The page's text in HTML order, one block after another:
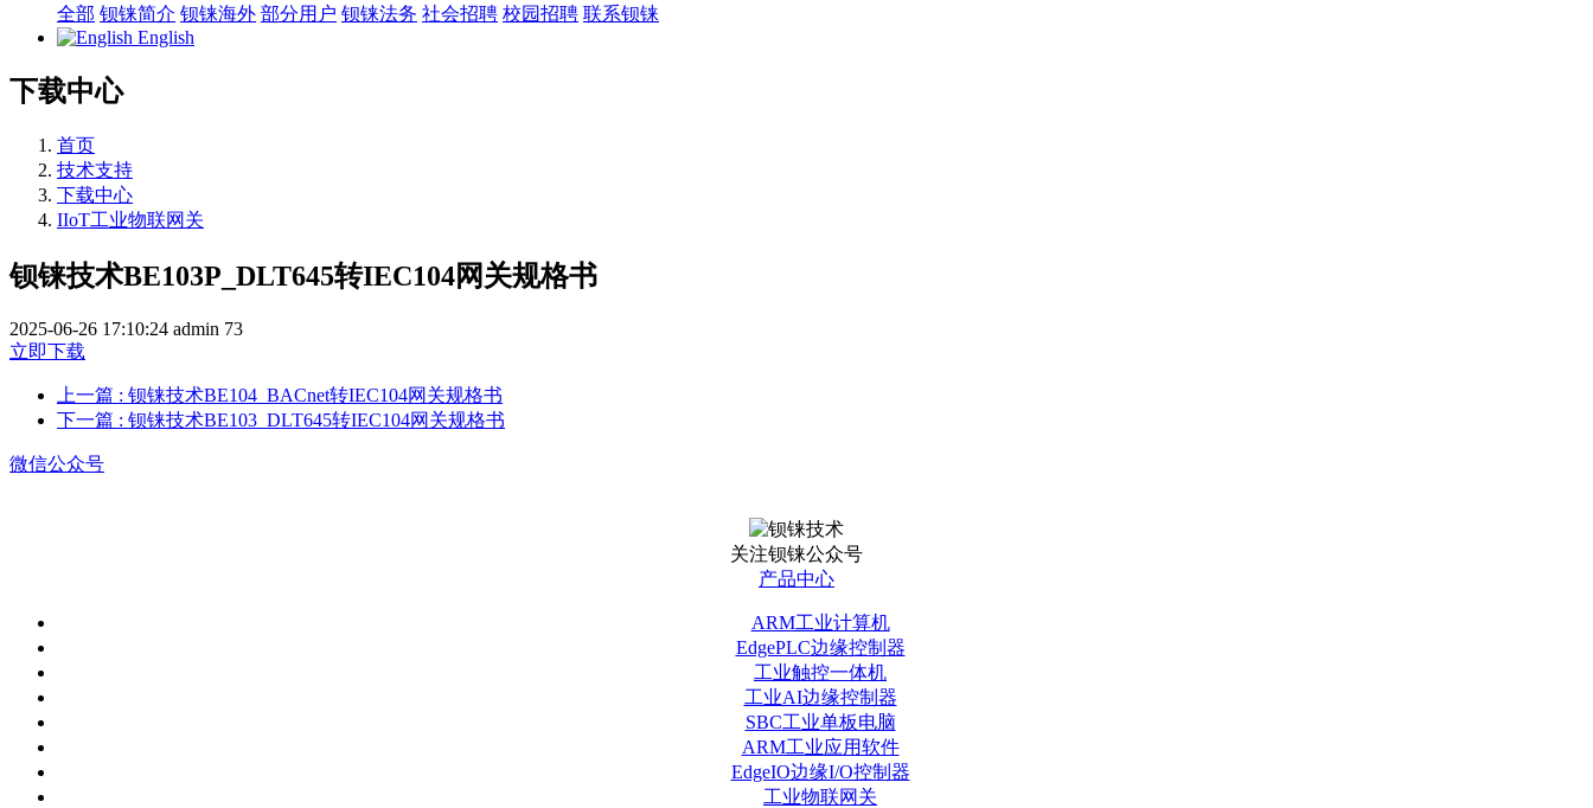
全部 钡铼简介 钡铼海外 部分用户 钡铼法务 社会招聘 校园招聘 联系钡铼
English
下载中心
首页
技术支持
下载中心
IIoT工业物联网关
钡铼技术BE103P_DLT645转IEC104网关规格书
2025-06-26 17:10:24 admin 73
立即下载
上一篇 : 钡铼技术BE104_BACnet转IEC104网关规格书
下一篇 : 钡铼技术BE103_DLT645转IEC104网关规格书
微信公众号
关注钡铼公众号
产品中心
ARM工业计算机
EdgePLC边缘控制器
工业触控一体机
工业AI边缘控制器
SBC工业单板电脑
ARM工业应用软件
EdgeIO边缘I/O控制器
工业物联网关